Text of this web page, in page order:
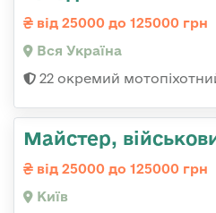
від 25000 до 125000 грн
Вся Україна
22 окремий
Майстеp,
від 25000 до 125000 грн
Київ